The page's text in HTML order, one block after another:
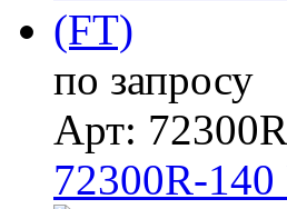
по запросу
Арт:
72300R-